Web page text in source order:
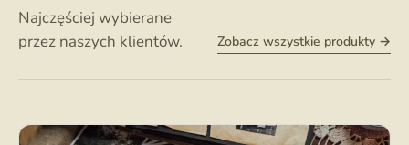
Najczęściej wybierane
przez naszych klientów.
Zobacz wszystkie produkty →